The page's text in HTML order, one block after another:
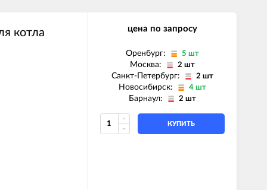
котла
цена по запросу
Оренбург: 5 шт
Москва: 2 шт
Санкт-Петербург: 2 шт
Новосибирск: 4 шт
Барнаул: 2 шт
КУПИТЬ